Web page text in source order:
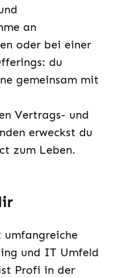
an
oder bei einer
du
gemeinsam mit
Vertrags- und
erweckst du
zum Leben.
umfangreiche
und IT Umfeld
Profi in der